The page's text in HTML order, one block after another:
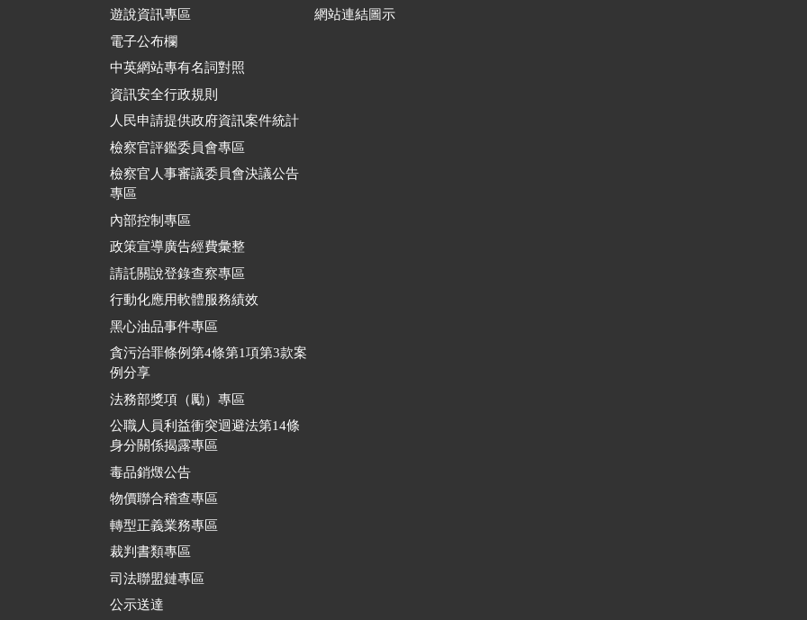
遊說資訊專區
電子公布欄
中英網站專有名詞對照
資訊安全行政規則
人民申請提供政府資訊案件統計
檢察官評鑑委員會專區
檢察官人事審議委員會決議公告
專區
內部控制專區
政策宣導廣告經費彙整
請託關說登錄查察專區
行動化應用軟體服務績效
黑心油品事件專區
貪污治罪條例第4條第1項第3款案
例分享
法務部獎項（勵）專區
公職人員利益衝突迴避法第14條
身分關係揭露專區
毒品銷燬公告
物價聯合稽查專區
轉型正義業務專區
裁判書類專區
司法聯盟鏈專區
公示送達
網站連結圖示